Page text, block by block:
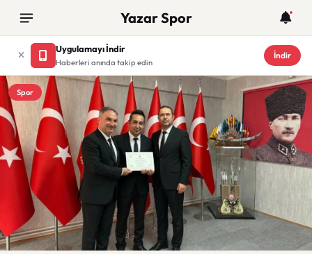
Yazar Spor
Uygulamayı İndir
Haberleri anında takip edin
İndir
Spor